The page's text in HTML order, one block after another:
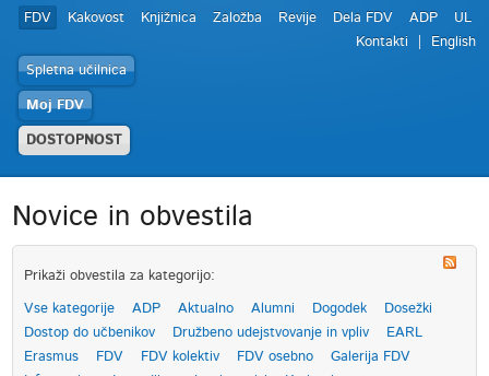
FDV Kakovost Knjižnica Založba Revije Dela FDV ADP
UL
Kontakti
English
Spletna učilnica
Moj FDV
DOSTOPNOST
Novice in obvestila
Prikaži obvestila za kategorijo:
Vse kategorije ADP Aktualno Alumni Dogodek
Dosežki
Dostop do učbenikov
Družbeno udejstvovanje in vpliv
EARL
Erasmus
FDV FDV kolektiv FDV osebno
Galerija FDV